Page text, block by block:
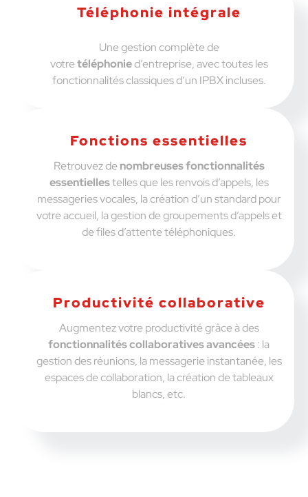
Téléphonie intégrale
Une gestion complète de
votretéléphonied’entreprise, avec toutes les
fonctionnalités classiques d’un IPBX incluses.
Fonctions essentielles
Retrouvez denombreuses fonctionnalités
essentiellestelles que les renvois d’appels, les
messageries vocales, la création d’un standard pour
votre accueil, la gestion de groupements d’appels et
de files d’attente téléphoniques.
Productivité collaborative
Augmentez votre productivité grâce à des
fonctionnalités collaboratives avancées: la
gestion des réunions, la messagerie instantanée, les
espaces de collaboration, la création de tableaux
blancs, etc.